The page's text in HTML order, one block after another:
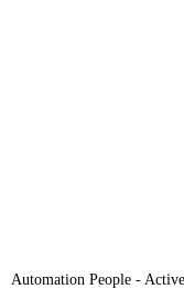
Automation People -